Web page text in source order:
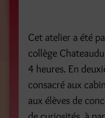
Cet atelier a été
collège
4 heures. En
consacré aux
aux élèves de